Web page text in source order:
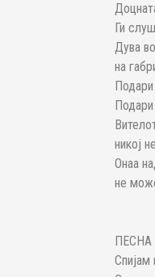
Ги
Дува
на
никој
Онаа
не
Спијам